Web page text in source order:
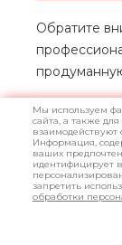
Обратите
23 июля
хотите
студию
Мы используем
сайта, а также
взаимодействуют
Информация,
ваших
идентифицирует
запретить
обработки